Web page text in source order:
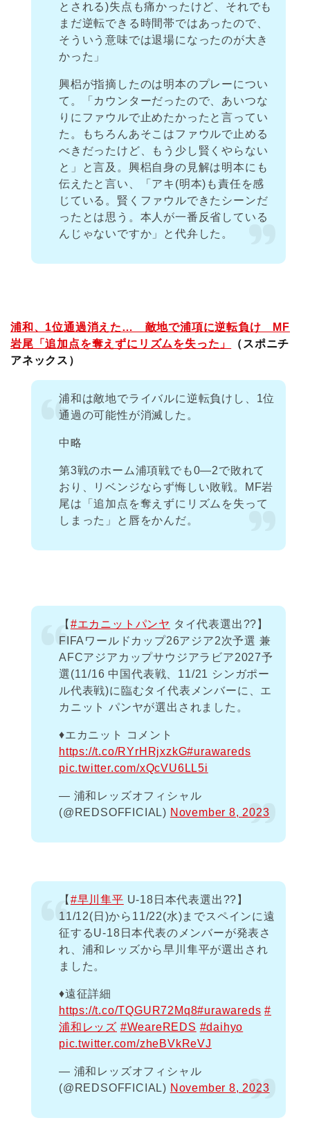
とされる)失点も痛かったけど、それでも
まだ逆転できる時間帯ではあったので、
そういう意味では退場になったのが大き
かった」
興梠が指摘したのは明本のプレーについ
て。「カウンターだったので、あいつな
りにファウルで止めたかったと言ってい
た。もちろんあそこはファウルで止める
べきだったけど、もう少し賢くやらない
と」と言及。興梠自身の見解は明本にも
伝えたと言い、「アキ(明本)も責任を感
じている。賢くファウルできたシーンだ
ったとは思う。本人が一番反省している
んじゃないですか」と代弁した。
浦和、1位通過消えた… 敵地で浦項に逆転負け MF
岩尾「追加点を奪えずにリズムを失った」
（スポニチ
アネックス）
浦和は敵地でライバルに逆転負けし、1位
通過の可能性が消滅した。
中略
第3戦のホーム浦項戦でも0―2で敗れて
おり、リベンジならず悔しい敗戦。MF岩
尾は「追加点を奪えずにリズムを失って
しまった」と唇をかんだ。
【 #エカニットパンヤ タイ代表選出??】
FIFAワールドカップ26アジア2次予選 兼
AFCアジアカップサウジアラビア2027予
選(11/16 中国代表戦、11/21 シンガポー
ル代表戦)に臨むタイ代表メンバーに、エ
カニット パンヤが選出されました。
♦️エカニット コメント
https://t.co/RYrHRjxzkG#urawareds
pic.twitter.com/xQcVU6LL5i
— 浦和レッズオフィシャル
(@REDSOFFICIAL) November 8, 2023
【 #早川隼平 U-18日本代表選出??】
11/12(日)から11/22(水)までスペインに遠
征するU-18日本代表のメンバーが発表さ
れ、浦和レッズから早川隼平が選出され
ました。
♦️遠征詳細
https://t.co/TQGUR72Mq8#urawareds #
浦和レッズ #WeareREDS #daihyo
pic.twitter.com/zheBVkReVJ
— 浦和レッズオフィシャル
(@REDSOFFICIAL) November 8, 2023